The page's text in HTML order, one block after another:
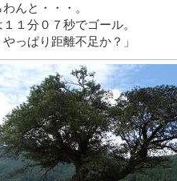
んと・・・。
１分０７秒でゴール。
っぱり距離不足か？」